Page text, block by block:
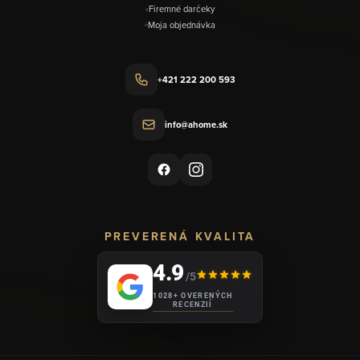
Firemné darčeky
Moja objednávka
+421 222 200 593
info@ahome.sk
PREVERENÁ KVALITA
4.9/5
1028+ OVERENÝCH
RECENZIÍ